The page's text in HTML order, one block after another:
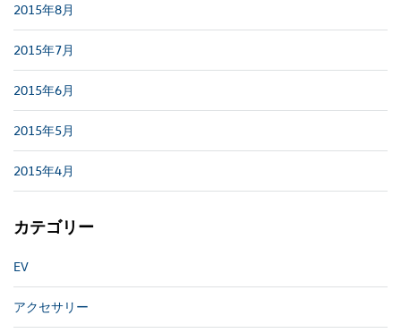
2015年8月
2015年7月
2015年6月
2015年5月
2015年4月
カテゴリー
EV
アクセサリー